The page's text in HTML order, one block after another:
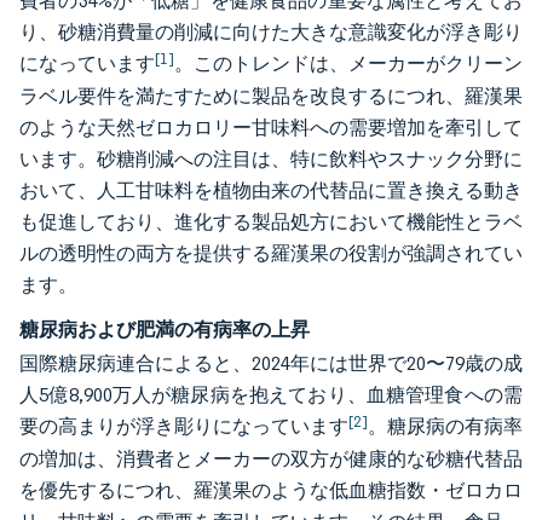
り、砂糖消費量の削減に向けた大きな意識変化が浮き彫り
になっています[1]。このトレンドは、メーカーがクリーン
ラベル要件を満たすために製品を改良するにつれ、羅漢果
のような天然ゼロカロリー甘味料への需要増加を牽引して
います。砂糖削減への注目は、特に飲料やスナック分野に
おいて、人工甘味料を植物由来の代替品に置き換える動き
も促進しており、進化する製品処方において機能性とラベ
ルの透明性の両方を提供する羅漢果の役割が強調されてい
ます。
糖尿病および肥満の有病率の上昇
国際糖尿病連合によると、2024年には世界で20〜79歳の成
人5億8,900万人が糖尿病を抱えており、血糖管理食への需
要の高まりが浮き彫りになっています[2]。糖尿病の有病率
の増加は、消費者とメーカーの双方が健康的な砂糖代替品
を優先するにつれ、羅漢果のような低血糖指数・ゼロカロ